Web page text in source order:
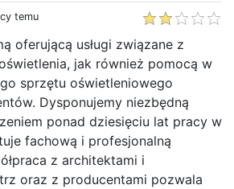
temu
oferującą usługi związane z
jak również pomocą w
sprzętu oświetleniowego
Dysponujemy niezbędną
ponad dziesięciu lat pracy w
fachową i profesjonalną
z architektami i
oraz z producentami pozwala